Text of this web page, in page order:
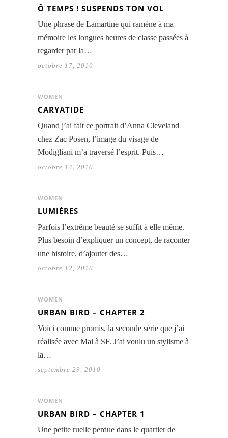
Ô TEMPS ! SUSPENDS TON VOL
Une phrase de Lamartine qui ramène à ma
mémoire les longues heures de classe passées à
regarder par la…
octobre 17, 2010
WOMEN
CARYATIDE
Quand j’ai fait ce portrait d’Anna Cleveland
chez Zac Posen, l’image du visage de
Modigliani m’a traversé l’esprit. Puis…
octobre 14, 2010
WOMEN
LUMIÈRES
Parfois l’extrême beauté se suffit à elle même.
Plus besoin d’expliquer un concept, de raconter
une histoire, d’ajouter des…
octobre 12, 2010
WOMEN
URBAN BIRD – CHAPTER 2
Voici comme promis, la seconde série que j’ai
réalisée avec Mai à SF. J’ai voulu un stylisme à
la…
septembre 29, 2010
WOMEN
URBAN BIRD – CHAPTER 1
Une petite ruelle perdue dans le quartier de